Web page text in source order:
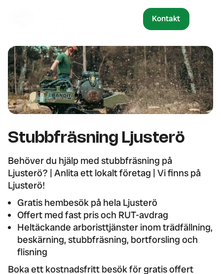
Kontakt
Stubbfräsning Ljusterö
Behöver du hjälp med stubbfräsning på
Ljusterö? | Anlita ett lokalt företag | Vi finns på
Ljusterö!
Gratis hembesök på hela Ljusterö
Offert med fast pris och RUT-avdrag
Heltäckande arboristtjänster inomträdfällning,
beskärning,stubbfräsning, bortforsling och
flisning
Boka ett kostnadsfritt besök för gratis offert